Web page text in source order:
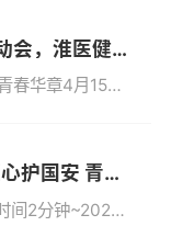
淮河医院参加学校运动会，淮医健儿“活”力全开！
燃青春热情扬青春旗帜书青春华章4月15日-18日河南大学2025年春季运动会在金明校区志义体育场隆重举行河南大学2025年春季运动会淮河医院高度重视此次学校号召，在学校“提质进位年”的战略引领下，秉持“厚德、精医、博学、笃行”的核心理念，以“自信、拼搏、开放、创新”为发展引擎，用“功成不必在我，功成必定有我”的担当精神，把守护人民群众健康放在心中，在医教研管各领域不断超越，突破自我，用实实在在...
淮河医院团委开展“医心护国安 青春驻防线”主题团日活动
全文共792字，预计阅读时间2分钟~2025年4月11日,是第十个全民国家安全教育日，为强化青年医护人员安全意识与应急能力，淮河医院团委组织青年团员及青年医护骨干开展“医心护国安 青春筑防线”主题团日活动。活动采用“理论授课、实战演练、专题学习”三位一体模式，引导青年群体在医疗工作中筑牢安全防线，彰显青春担当。第一阶段：实训拧紧“安全阀门”医院保卫科唐帅围绕防盗抢、消防安全、伤医防范及反恐防暴...